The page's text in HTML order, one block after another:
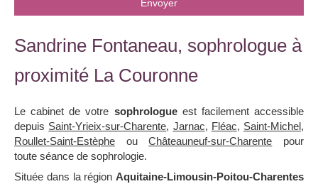
Envoyer
Sandrine Fontaneau, sophrologue à
proximité La Couronne
Le cabinet de votre sophrologueest facilement accessible
depuis Saint-Yrieix-sur-Charente, Jarnac, Fléac, Saint-Michel,
Roullet-Saint-Estèphe ouChâteauneuf-sur-Charente pour
toute séance de sophrologie.
Située dans la région Aquitaine-Limousin-Poitou-Charentes